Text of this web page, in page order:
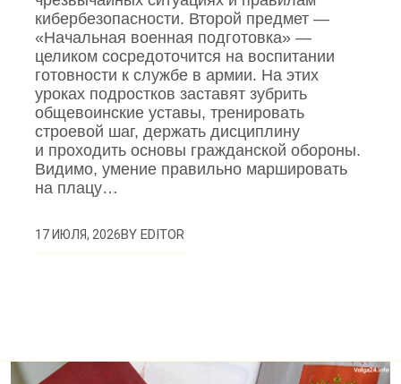
кибербезопасности. Второй предмет —
«Начальная военная подготовка» —
целиком сосредоточится на воспитании
готовности к службе в армии. На этих
уроках подростков заставят зубрить
общевоинские уставы, тренировать
строевой шаг, держать дисциплину
и проходить основы гражданской обороны.
Видимо, умение правильно маршировать
на плацу…
17 ИЮЛЯ, 2026BYEDITOR